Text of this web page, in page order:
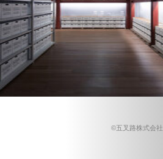
©五叉路株式会社